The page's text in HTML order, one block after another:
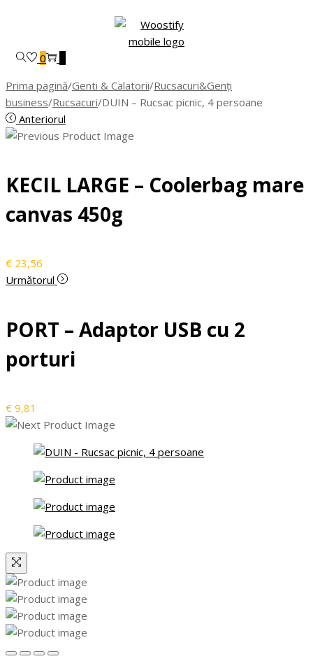
0
Prima pagină/Genti & Calatorii/Rucsacuri&Genți
business/Rucsacuri/DUIN – Rucsac picnic, 4 persoane
Anteriorul
KECIL LARGE – Coolerbag mare
canvas 450g
€ 23,56
Următorul
PORT – Adaptor USB cu 2
porturi
€ 9,81